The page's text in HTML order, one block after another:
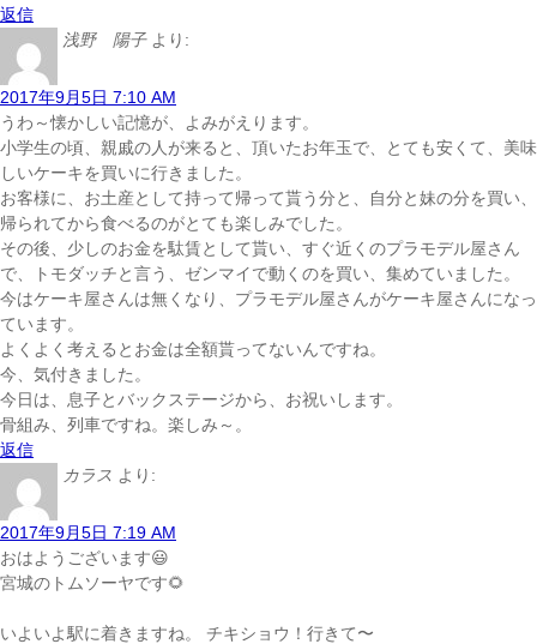
返信
浅野 陽子 より:
2017年9月5日 7:10 AM
うわ～懐かしい記憶が、よみがえります。
小学生の頃、親戚の人が来ると、頂いたお年玉で、とても安くて、美味
しいケーキを買いに行きました。
お客様に、お土産として持って帰って貰う分と、自分と妹の分を買い、
帰られてから食べるのがとても楽しみでした。
その後、少しのお金を駄賃として貰い、すぐ近くのプラモデル屋さん
で、トモダッチと言う、ゼンマイで動くのを買い、集めていました。
今はケーキ屋さんは無くなり、プラモデル屋さんがケーキ屋さんになっ
ています。
よくよく考えるとお金は全額貰ってないんですね。
今、気付きました。
今日は、息子とバックステージから、お祝いします。
骨組み、列車ですね。楽しみ～。
返信
カラス より:
2017年9月5日 7:19 AM
おはようございます😃
宮城のトムソーヤです🌻
いよいよ駅に着きますね。 チキショウ！行きて〜